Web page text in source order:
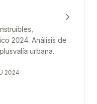
2024. Análisis de
urbana.
2024